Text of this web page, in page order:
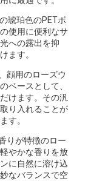
琥珀色のPETボ
使用に便利なサ
への露出を抑
ます。
顔用のローズウ
ベースとして、
けます。その汎
り入れることが
す。
りが特徴のロー
やかな香りを放
に自然に溶け込
なバランスで空